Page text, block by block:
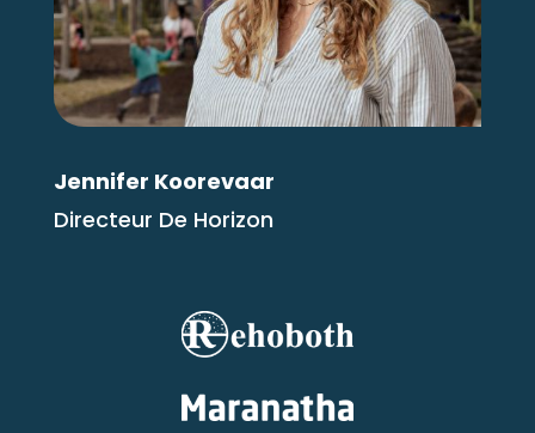
Jennifer Koorevaar
Directeur De Horizon